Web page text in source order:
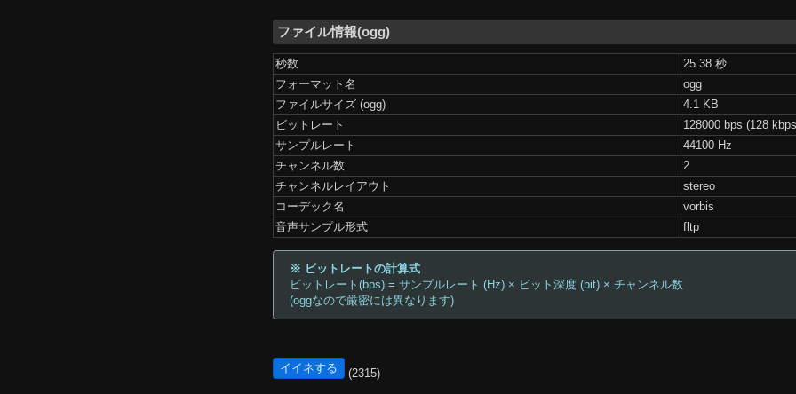
ファイル情報(ogg)
秒数
25.38 秒
フォーマット名
ogg
ファイルサイズ (ogg)
4.1 KB
ビットレート
128000 bps (128
サンプルレート
44100 Hz
チャンネル数
2
チャンネルレイアウト
stereo
コーデック名
vorbis
音声サンプル形式
fltp
※ ビットレートの計算式
ビットレート(bps) = サンプルレート (Hz) × ビット深度 (bit) × チャンネル数
(oggなので厳密には異なります)
イイネする (2315)